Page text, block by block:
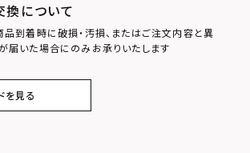
換について
品到着時に破損・汚損、またはご注文内容と異
届いた場合にのみお承りいたします
を見る